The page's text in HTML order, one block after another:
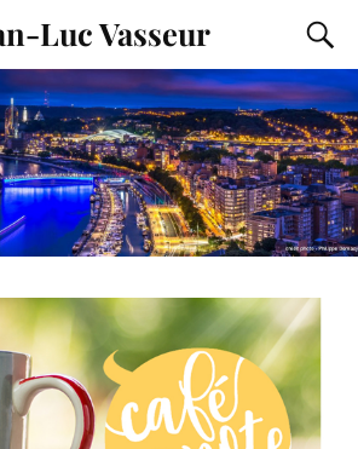
Luc Vasseur